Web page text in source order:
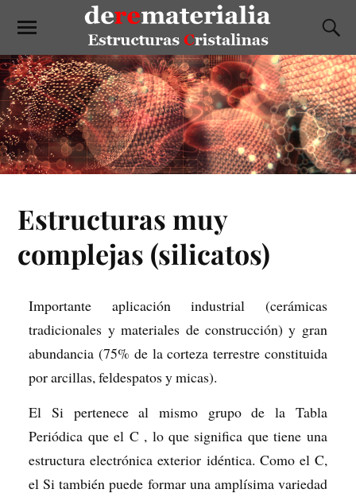
Estructuras muy
complejas (silicatos)
Importante aplicación industrial (cerámicas
tradicionales y materiales de construcción) y gran
abundancia (75% de la corteza terrestre constituida
por arcillas, feldespatos y micas).
El Si pertenece al mismo grupo de la Tabla
Periódica que el C , lo que significa que tiene una
estructura electrónica exterior idéntica. Como el C,
el Si también puede formar una amplísima variedad